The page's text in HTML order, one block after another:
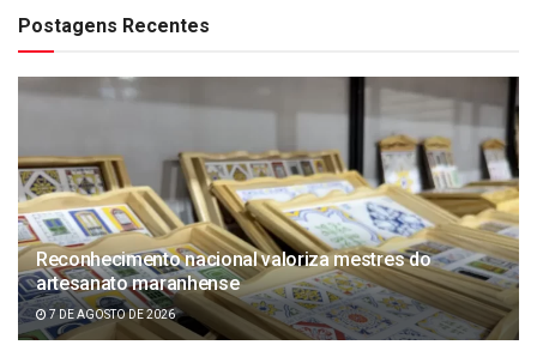
Postagens Recentes
Reconhecimento nacional valoriza mestres do
artesanato maranhense
7 DE AGOSTO DE 2026